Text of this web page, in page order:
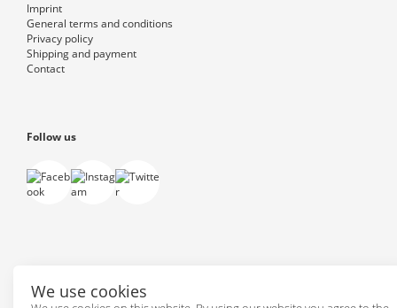
We use cookies
Imprint
General terms and conditions
Privacy policy
Shipping and payment
Contact
Follow us